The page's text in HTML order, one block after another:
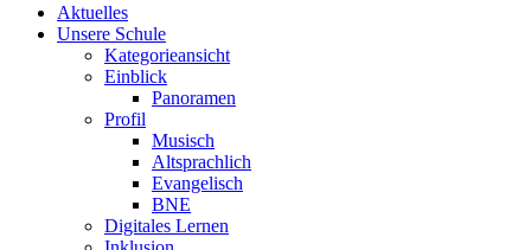
Aktuelles
Unsere Schule
Kategorieansicht
Einblick
Panoramen
Profil
Musisch
Altsprachlich
Evangelisch
BNE
Digitales Lernen